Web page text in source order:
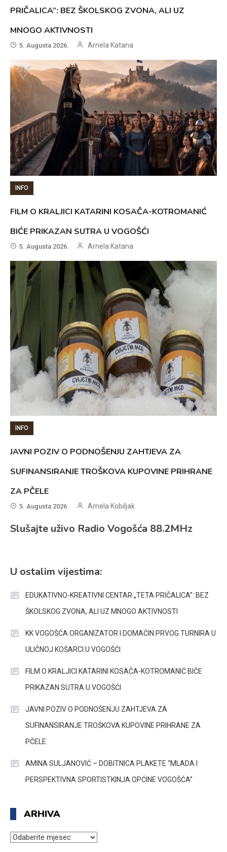
PRIČALICA”: BEZ ŠKOLSKOG ZVONA, ALI UZ
MNOGO AKTIVNOSTI
5. Augusta 2026. Arnela Katana
INFO
FILM O KRALJICI KATARINI KOSAČA-KOTROMANIĆ
BIĆE PRIKAZAN SUTRA U VOGOŠĆI
5. Augusta 2026. Arnela Katana
INFO
JAVNI POZIV O PODNOŠENJU ZAHTJEVA ZA
SUFINANSIRANJE TROŠKOVA KUPOVINE PRIHRANE
ZA PČELE
5. Augusta 2026. Amela Kobiljak
Slušajte uživo Radio Vogošća 88.2MHz
U ostalim vijestima:
EDUKATIVNO-KREATIVNI CENTAR „TETA PRIČALICA”: BEZ
ŠKOLSKOG ZVONA, ALI UZ MNOGO AKTIVNOSTI
KK VOGOŠĆA ORGANIZATOR I DOMAĆIN PRVOG TURNIRA U
ULIČNOJ KOŠARCI U VOGOŠĆI
FILM O KRALJICI KATARINI KOSAČA-KOTROMANIĆ BIĆE
PRIKAZAN SUTRA U VOGOŠĆI
JAVNI POZIV O PODNOŠENJU ZAHTJEVA ZA
SUFINANSIRANJE TROŠKOVA KUPOVINE PRIHRANE ZA
PČELE
AMINA SULJANOVIĆ – DOBITNICA PLAKETE “MLADA I
PERSPEKTIVNA SPORTISTKINJA OPĆINE VOGOŠĆA”
ARHIVA
ARHIVA